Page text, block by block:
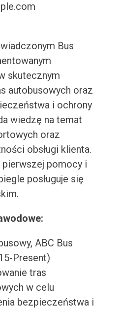
Bus
skutecznym
autobusowych oraz
i ochrony
wiedzę na temat
oraz
obsługi klienta.
pomocy i
posługuje się
ABC Bus
Present)
tras
w celu
bezpieczeństwa i